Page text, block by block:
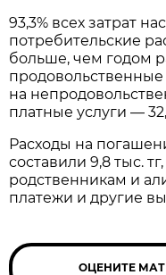
93,3% всех затрат
потребительские
больше, чем годом
продовольственные
на
платные услуги —
Расходы на
составили 9,8 тыс.
родственникам и
платежи и другие
ОЦЕНИТЕ